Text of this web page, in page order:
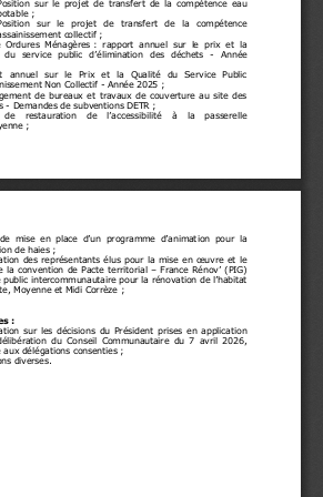
sur  le  projet  de  transfert  de  la  compétence  eau
;
sur  le  projet  de  transfert  de  la  compétence
collectif ;
Ordures  Ménagères :  rapport  annuel  sur  le  prix  et  la
du  service  public  d’élimination  des  déchets - Année
annuel  sur  le  Prix  et  la  Qualité  du  Service  Public
Non Collectif - Année 2025 ;
de  bureaux  et  travaux  de  couverture  au  site  des
- Demandes de subventions DETR ;
de   restauration  de  l’accessibilité  à  la  passerelle
;
mise  en  place  d’un  programme  d’animation  pour  la
de haies ;
des représentants élus pour la mise en œuvre et le
la convention de Pacte territorial – France Rénov’ (PIG)
public intercommunautaire pour la rénovation de l’habitat
Moyenne et Midi Corrèze ;
:
sur  les  décisions  du  Président  prises  en  application
du  Conseil  Communautaire  du  7  avril  2026,
aux délégations consenties ;
diverses.